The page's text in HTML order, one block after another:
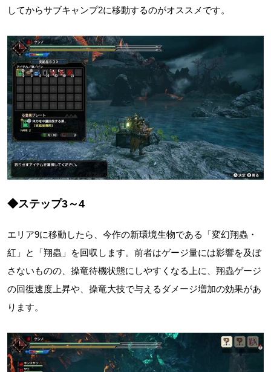
してからサブキャンプ2に移動するのがオススメです。
◆ステップ3～4
エリア9に移動したら、今作の新環境生物である「変幻翔蟲・
紅」と「翔蟲」を回収します。前者はゲージ量には影響を及ぼ
さないものの、操竜待機状態にしやすくなる上に、翔蟲ゲージ
の回復速度上昇や、操竜大技で与えるダメージ増加の効果があ
ります。